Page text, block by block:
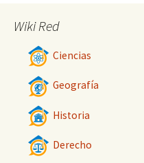
Wiki Red
Ciencias
Geografía
Historia
Derecho